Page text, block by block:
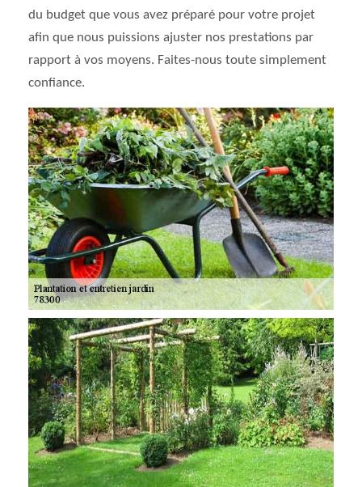
du budget que vous avez préparé pour votre projet
afin que nous puissions ajuster nos prestations par
rapport à vos moyens. Faites-nous toute simplement
confiance.